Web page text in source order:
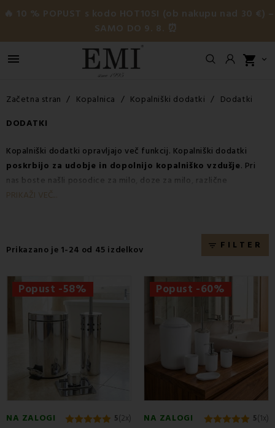
🔥 10 % POPUST s kodo HOT10SI (ob nakupu nad 30 €) –
SAMO DO 9. 8. ⏰
 shopping_cart 
Začetna stran Kopalnica Kopalniški dodatki
Dodatki
DODATKI
Kopalniški dodatki opravljajo več funkcij. Kopalniški dodatki
poskrbijo za udobje in dopolnijo kopalniško vzdušje. Pri
nas boste našli posodice za milo, doze za milo, različne
kozarčke za zobne ščetke
PRIKAŽI VEČ...
filter_list FILTER
Prikazano je 1-24 od 45 izdelkov
Popust -58%
NA ZALOGI 5(2x)
Popust -60%
NA ZALOGI 5(1x)